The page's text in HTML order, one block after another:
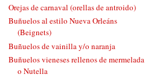
Orejas de carnaval (orellas de antroido)
Buñuelos al estilo Nueva Orleáns
(Beignets)
Buñuelos de vainilla y/o naranja
Buñuelos vieneses rellenos de mermelada
o Nutella